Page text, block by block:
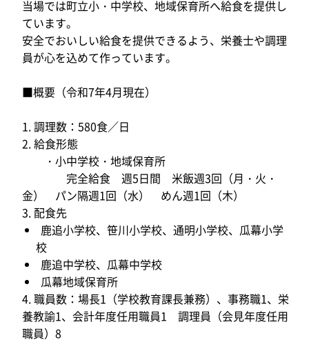
当場では町立小・中学校、地域保育所へ給食を提供し
ています。
安全でおいしい給食を提供できるよう、栄養士や調理
員が心を込めて作っています。
■概要（令和7年4月現在）
1. 調理数：580食／日
2. 給食形態
・小中学校・地域保育所
完全給食 週5日間 米飯週3回（月・火・
金） パン隔週1回（水） めん週1回（木）
3. 配食先
鹿追小学校、笹川小学校、通明小学校、瓜幕小学
校
鹿追中学校、瓜幕中学校
瓜幕地域保育所
4. 職員数：場長1（学校教育課長兼務）、事務職1、栄
養教諭1、会計年度任用職員1 調理員（会見年度任用
職員）8